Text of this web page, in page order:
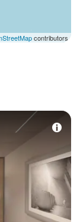
contributors